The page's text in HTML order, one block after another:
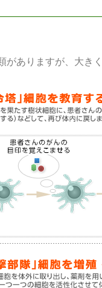
がありますが、大き